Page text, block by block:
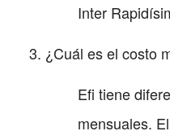
Inter
¿Cuál es el costo
Efi tiene
mensuales.